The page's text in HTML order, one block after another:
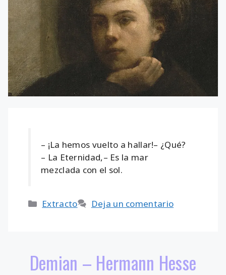
– ¡La hemos vuelto a hallar!– ¿Qué?
– La Eternidad,– Es la mar
mezclada con el sol.
Categorías
Extracto Deja un comentario
Demian – Hermann Hesse